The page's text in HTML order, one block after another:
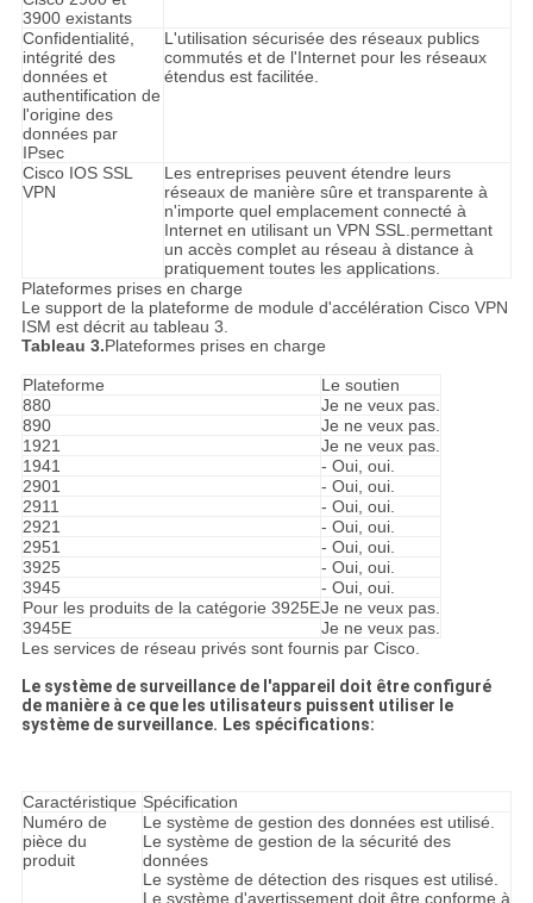
3900 existants
Confidentialité,
intégrité des
données et
authentification de
l'origine des
données par
IPsec
L'utilisation sécurisée des réseaux publics
commutés et de l'Internet pour les réseaux
étendus est facilitée.
Cisco IOS SSL
VPN
Les entreprises peuvent étendre leurs
réseaux de manière sûre et transparente à
n'importe quel emplacement connecté à
Internet en utilisant un VPN SSL.permettant
un accès complet au réseau à distance à
pratiquement toutes les applications.
Plateformes prises en charge
Le support de la plateforme de module d'accélération Cisco VPN
ISM est décrit au tableau 3.
Tableau 3.Plateformes prises en charge
Plateforme
Le soutien
880
Je ne veux pas.
890
Je ne veux pas.
1921
Je ne veux pas.
1941
- Oui, oui.
2901
- Oui, oui.
2911
- Oui, oui.
2921
- Oui, oui.
2951
- Oui, oui.
3925
- Oui, oui.
3945
- Oui, oui.
Pour les produits de la catégorie 3925EJe ne veux pas.
3945E
Je ne veux pas.
Les services de réseau privés sont fournis par Cisco.
Le système de surveillance de l'appareil doit être configuré
de manière à ce que les utilisateurs puissent utiliser le
système de surveillance. Les spécifications:
Caractéristique Spécification
Numéro de
pièce du
produit
Le système de gestion des données est utilisé.
Le système de gestion de la sécurité des
données
Le système de détection des risques est utilisé.
Le système d'avertissement doit être conforme à